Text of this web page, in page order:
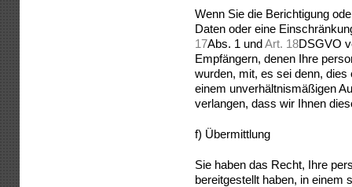
Wenn Sie die Berichtigung
Daten oder eine
17Abs. 1 undArt. 18DSGVO
Empfängern, denen Ihre
wurden, mit, es sei denn,
einem unverhältnismäßigen
verlangen, dass wir Ihnen
f) Übermittlung
Sie haben das Recht, Ihre
bereitgestellt haben, in einem